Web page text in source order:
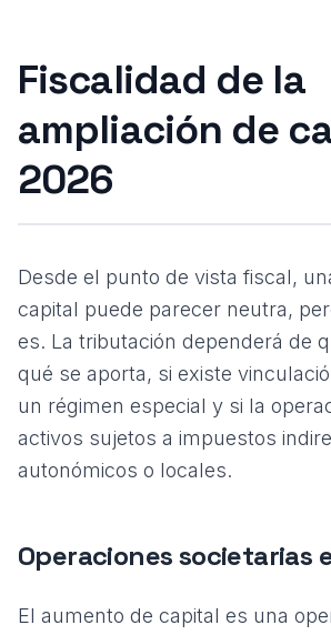
Fiscalidad de la
ampliación de
2026
Desde el punto de vista fiscal,
capital puede parecer neutra,
es. La tributación dependerá de
qué se aporta, si existe
un régimen especial y si la
activos sujetos a impuestos
autonómicos o locales.
Operaciones societarias
El aumento de capital es una